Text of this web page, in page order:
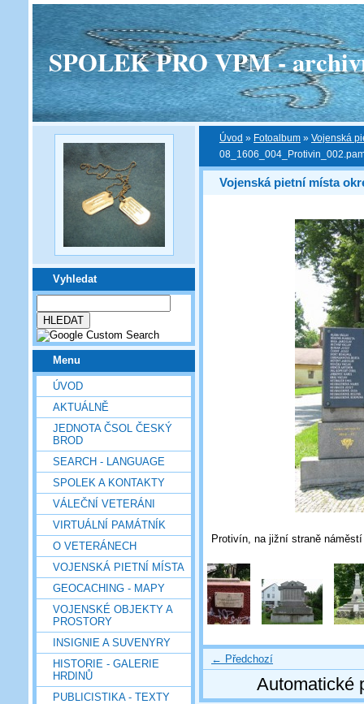
SPOLEK PRO VPM -
Vyhledat
Menu
ÚVOD
AKTUÁLNĚ
JEDNOTA ČSOL ČESKÝ
BROD
SEARCH - LANGUAGE
SPOLEK A KONTAKTY
VÁLEČNÍ VETERÁNI
VIRTUÁLNÍ PAMÁTNÍK
O VETERÁNECH
VOJENSKÁ PIETNÍ MÍSTA
GEOCACHING - MAPY
VOJENSKÉ OBJEKTY A
PROSTORY
INSIGNIE A SUVENYRY
HISTORIE - GALERIE
HRDINŮ
PUBLICISTIKA - TEXTY
Úvod » Fotoalbum » Vojenská
Vojenská pietní místa
Protivín, na jižní straně
← Předchozí
Automatické